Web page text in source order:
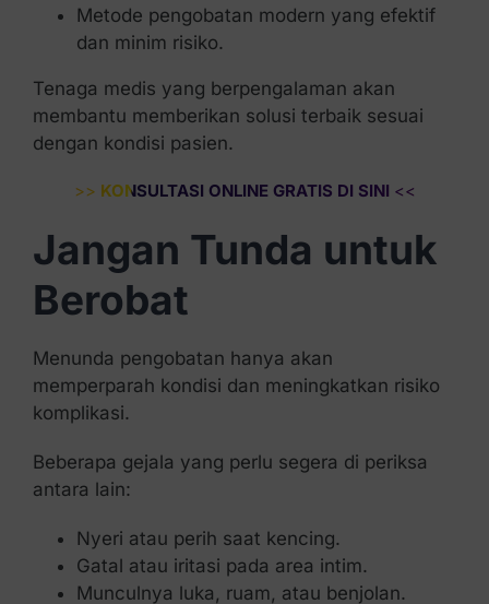
Metode pengobatan modern yang efektif
dan minim risiko.
Tenaga medis yang berpengalaman akan
membantu memberikan solusi terbaik sesuai
dengan kondisi pasien.
>> KONSULTASI ONLINE GRATIS DI SINI <<
Jangan Tunda untuk
Berobat
Menunda pengobatan hanya akan
memperparah kondisi dan meningkatkan risiko
komplikasi.
Beberapa gejala yang perlu segera di periksa
antara lain:
Nyeri atau perih saat kencing.
Gatal atau iritasi pada area intim.
Munculnya luka, ruam, atau benjolan.